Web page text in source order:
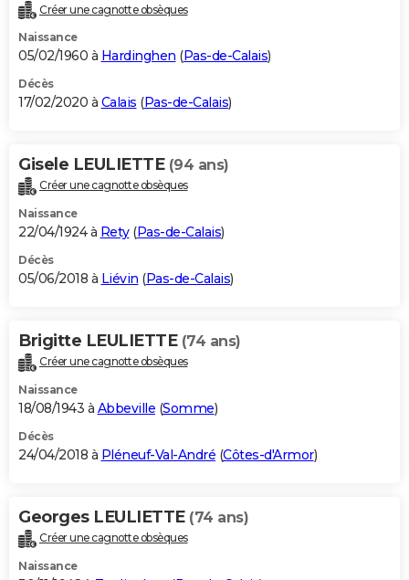
Créer une cagnotte obsèques
Naissance
05/02/1960 à Hardinghen (Pas-de-Calais)
Décès
17/02/2020 à Calais (Pas-de-Calais)
Gisele LEULIETTE (94 ans)
Créer une cagnotte obsèques
Naissance
22/04/1924 à Rety(Pas-de-Calais)
Décès
05/06/2018 à Liévin (Pas-de-Calais)
Brigitte LEULIETTE (74 ans)
Créer une cagnotte obsèques
Naissance
18/08/1943 à Abbeville (Somme)
Décès
24/04/2018 à Pléneuf-Val-André (Côtes-d'Armor)
Georges LEULIETTE (74 ans)
Créer une cagnotte obsèques
Naissance